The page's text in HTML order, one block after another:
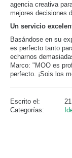
agencia creativa
mejores decisiones
Un servicio
Basándose en su
es perfecto tanto
echarnos
Marco: "MOO es
perfecto. ¡Sois los
Escrito el:
Categorías: